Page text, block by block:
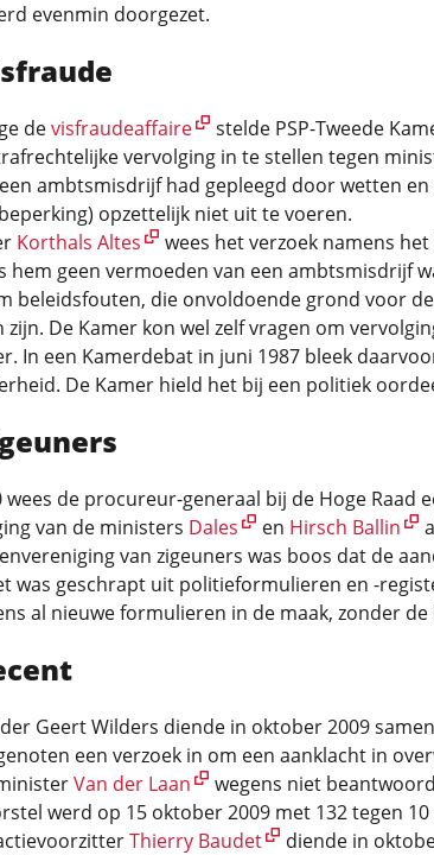
evenmin doorgezet.
devisfraudeaffaire stelde PSP-Tweede
vervolging in te stellen tegen
ambtsmisdrijf had gepleegd door wetten en
opzettelijk niet uit te voeren.
Korthals Altes
wees het verzoek namens
hem geen vermoeden van een ambtsmisdrijf
beleidsfouten, die onvoldoende grond voor
zijn. De Kamer kon wel zelf vragen om
In een Kamerdebat in juni 1987 bleek
De Kamer hield het bij een politiek
wees de procureur-generaal bij de Hoge Raad
van de ministers Dales en Hirsch Ballin
van zigeuners was boos dat de
was geschrapt uit politieformulieren en -
al nieuwe formulieren in de maak, zonder
Geert Wilders diende in oktober 2009
een verzoek in om een aanklacht in
Van der Laan
wegens niet
werd op 15 oktober 2009 met 132 tegen
Thierry Baudet
diende in